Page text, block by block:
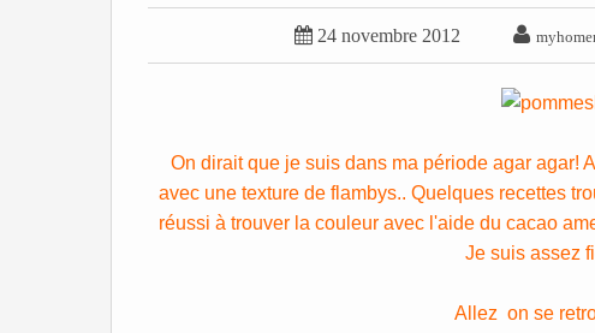
 24 novembre 2012 
On dirait que je suis dans ma période agar agar!
avec une texture de flambys.. Quelques recettes
réussi à trouver la couleur avec l'aide du cacao
Je suis assez
Allez on se